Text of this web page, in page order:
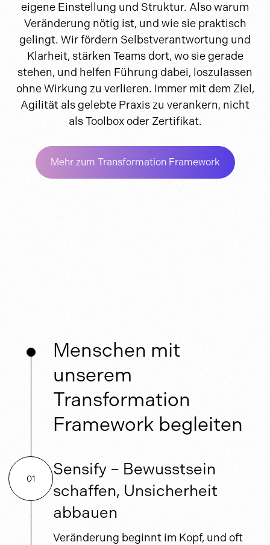
eigene Einstellung und Struktur. Also warum
Veränderung nötig ist, und wie sie praktisch
gelingt. Wir fördern Selbstverantwortung und
Klarheit, stärken Teams dort, wo sie gerade
stehen, und helfen Führung dabei, loszulassen
ohne Wirkung zu verlieren. Immer mit dem Ziel,
Agilität als gelebte Praxis zu verankern, nicht
als Toolbox oder Zertifikat.
Mehr zum Transformation Framework
Menschen mit
unserem
Transformation
Framework begleiten
01
Sensify – Bewusstsein
schaffen, Unsicherheit
abbauen
Veränderung beginnt im Kopf, und oft